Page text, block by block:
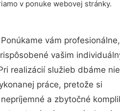
v ponuke webovej stránky.
vám profesionálne,
vašim
realizácií služieb dbáme
práce, pretože si
a zbytočné